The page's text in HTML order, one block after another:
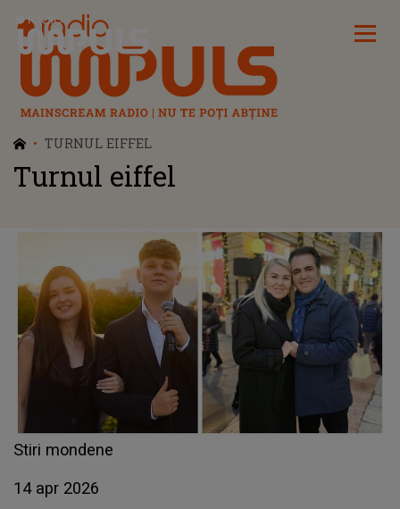
Radio Impuls
TURNUL EIFFEL
Turnul eiffel
Stiri mondene
14 apr 2026